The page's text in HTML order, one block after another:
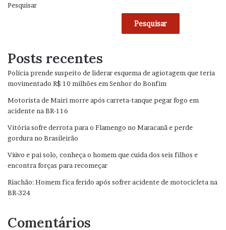
Pesquisar
Pesquisar
Posts recentes
Polícia prende suspeito de liderar esquema de agiotagem que teria
movimentado R$ 10 milhões em Senhor do Bonfim
Motorista de Mairi morre após carreta-tanque pegar fogo em
acidente na BR-116
Vitória sofre derrota para o Flamengo no Maracanã e perde
gordura no Brasileirão
Viúvo e pai solo, conheça o homem que cuida dos seis filhos e
encontra forças para recomeçar
Riachão: Homem fica ferido após sofrer acidente de motocicleta na
BR-324
Comentários